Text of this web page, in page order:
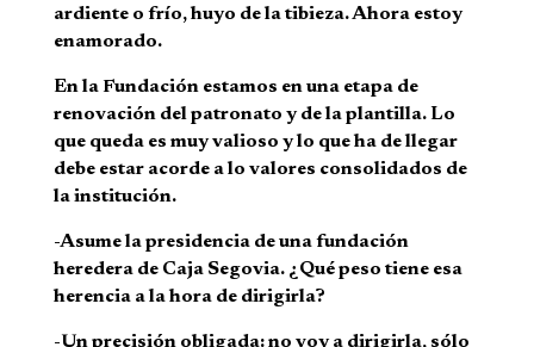
ardiente o frío, huyo de la tibieza. Ahora estoy
enamorado.
En la Fundación estamos en una etapa de
renovación del patronato y de la plantilla. Lo
que queda es muy valioso y lo que ha de llegar
debe estar acorde a lo valores consolidados de
la institución.
-Asume la presidencia de una fundación
heredera de Caja Segovia. ¿Qué peso tiene esa
herencia a la hora de dirigirla?
-Un precisión obligada: no voy a dirigirla, sólo